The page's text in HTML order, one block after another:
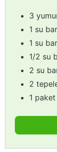
3
1 su
1 su
1/2 su
2 su
2
1